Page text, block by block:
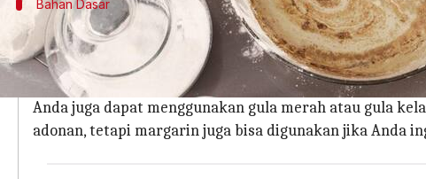
Bahan Dasar
Pilih Bahan Dasar yang Tepat
Untuk membuat adonan kue yang bisa dimakan,
Pastikan tepung terigu dipanaskan terlebih dahulu
Anda juga dapat menggunakan gula merah atau gula
adonan, tetapi margarin juga bisa digunakan jika Anda